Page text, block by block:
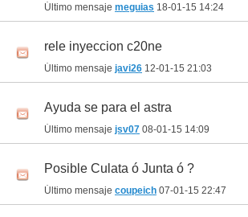
Último mensaje meguias 18-01-15 14:24
rele inyeccion c20ne
Último mensaje javi26 12-01-15 21:03
Ayuda se para el astra
Último mensaje jsv07 08-01-15 14:09
Posible Culata ó Junta ó ?
Último mensaje coupeich 07-01-15 22:47